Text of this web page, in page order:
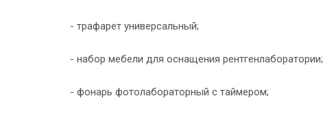
- трафарет универсальный;
- набор мебели для оснащения рентгенлаборатории;
- фонарь фотолабораторный с таймером;